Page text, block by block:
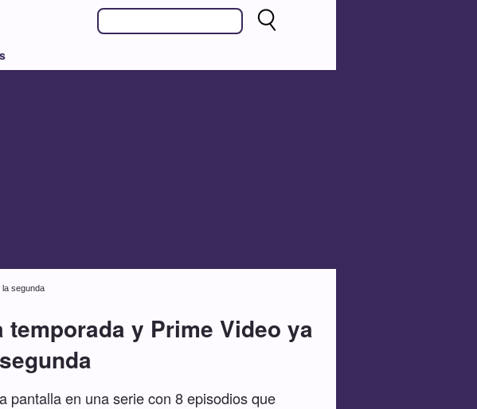
la segunda
y Prime Video ya
pantalla en una serie con 8 episodios que